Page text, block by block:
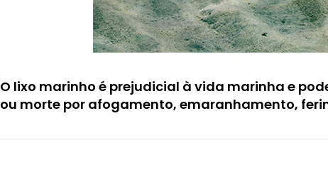
O lixo marinho é prejudicial à vida marinha e
ou morte por afogamento, emaranhamento,